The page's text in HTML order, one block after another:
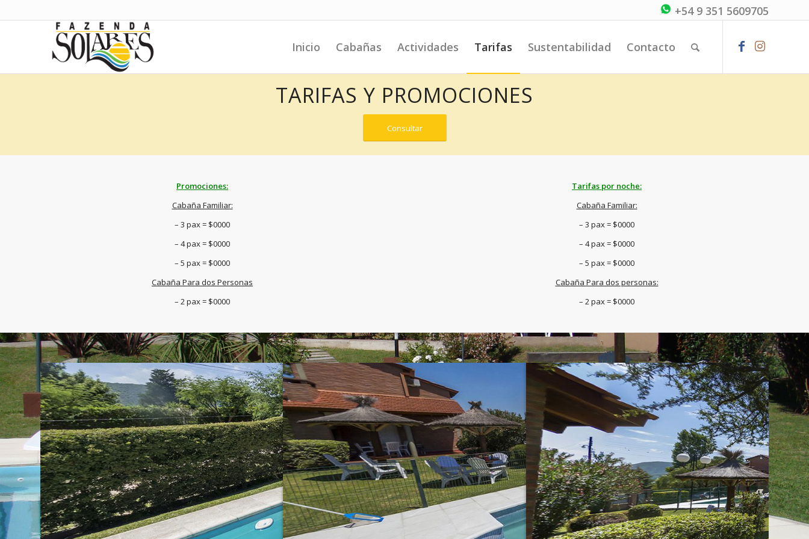
+54 9 351 5609705
Inicio Cabañas Actividades Tarifas Sustentabilidad Contacto
TARIFAS Y PROMOCIONES
Consultar
Promociones:
Cabaña Familiar:
– 3 pax = $0000
– 4 pax = $0000
– 5 pax = $0000
Cabaña Para dos Personas
– 2 pax = $0000
Tarifas por noche:
Cabaña Familiar:
– 3 pax = $0000
– 4 pax = $0000
– 5 pax = $0000
Cabaña Para dos personas:
– 2 pax = $0000